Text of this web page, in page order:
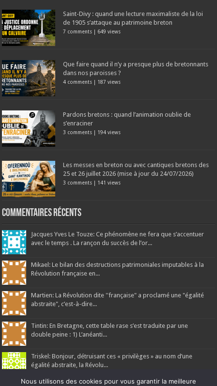
Saint-Divy : quand une lecture maximaliste de la loi
de 1905 s’attaque au patrimoine breton
7 comments | 649 views
Que faire quand il n’y a presque plus de bretonnants
dans nos paroisses ?
4 comments | 187 views
Pardons bretons : quand l’animation oublie de
s’enraciner
3 comments | 194 views
Les messes en breton ou avec cantiques bretons des
25 et 26 juillet 2026 (mise à jour du 24/07/2026)
3 comments | 141 views
Commentaires récents
Jacques Yves Le Touze: Ce phénomène ne fera que s’accentuer
avec le temps . La rançon du succès de l’or...
Mikael: Le bilan des destructions patrimoniales imputables à la
Révolution française en...
Martien: La Révolution dite ''française" a proclamé une "égalité
abstraite", c’est-à-dire...
Tintin: En Bretagne, cette table rase s’est traduite par une
double peine : 1) L’anéanti...
Triskel: Bonjour, détruisant ces « privilèges » au nom d’une
égalité abstraite, la Révolu...
Nous utilisons des cookies pour vous garantir la meilleure